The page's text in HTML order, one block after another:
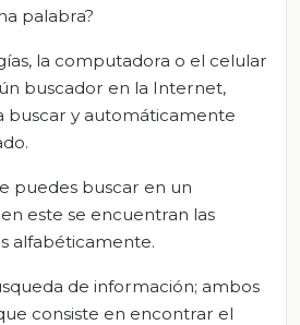
palabra?
la computadora o el celular
buscador en la Internet,
buscar y automáticamente
puedes buscar en un
este se encuentran las
alfabéticamente.
de información; ambos
consiste en encontrar el